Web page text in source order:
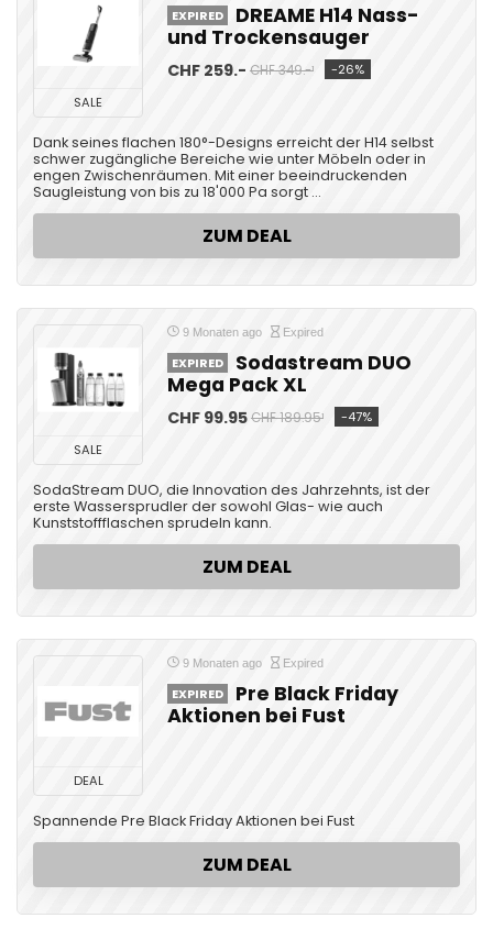
SALE
EXPIRED
DREAME H14 Nass-
und Trockensauger
CHF 259.- CHF 349.-¹ -26%
Dank seines flachen 180°-Designs erreicht der H14 selbst
schwer zugängliche Bereiche wie unter Möbeln oder in
engen Zwischenräumen. Mit einer beeindruckenden
Saugleistung von bis zu 18'000 Pa sorgt ...
ZUM DEAL
SALE
9 Monaten ago Expired
EXPIRED
Sodastream DUO
Mega Pack XL
CHF 99.95CHF 189.95¹ -47%
SodaStream DUO, die Innovation des Jahrzehnts, ist der
erste Wassersprudler der sowohl Glas- wie auch
Kunststoffflaschen sprudeln kann.
ZUM DEAL
DEAL
9 Monaten ago Expired
EXPIRED
Pre Black Friday
Aktionen bei Fust
Spannende Pre Black Friday Aktionen bei Fust
ZUM DEAL